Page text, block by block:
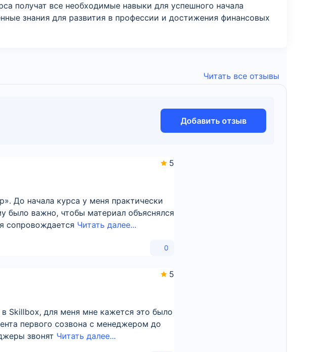
получат все необходимые навыки для успешного начала
знания для развития в профессии и достижения финансовых
Читать все отзывы
Добавить отзыв
5
До начала курса у меня практически
было важно, чтобы материал объяснялся
сопровождается Читать далее...
0
5
Skillbox, для меня мне кажется это было
первого созвона с менеджером до
звонят Читать далее...